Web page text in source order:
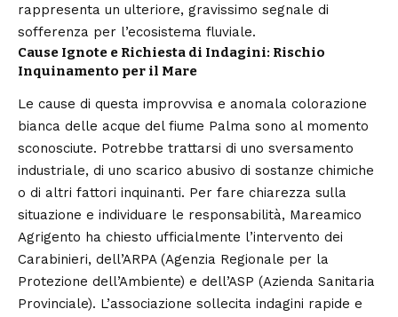
rappresenta un ulteriore, gravissimo segnale di
sofferenza per l’ecosistema fluviale.
Cause Ignote e Richiesta di Indagini: Rischio
Inquinamento per il Mare
Le cause di questa improvvisa e anomala colorazione
bianca delle acque del fiume Palma sono al momento
sconosciute. Potrebbe trattarsi di uno sversamento
industriale, di uno scarico abusivo di sostanze chimiche
o di altri fattori inquinanti. Per fare chiarezza sulla
situazione e individuare le responsabilità, Mareamico
Agrigento ha chiesto ufficialmente l’intervento dei
Carabinieri, dell’ARPA (Agenzia Regionale per la
Protezione dell’Ambiente) e dell’ASP (Azienda Sanitaria
Provinciale). L’associazione sollecita indagini rapide e